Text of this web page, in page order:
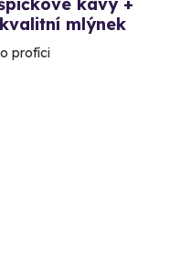
mlýnek
profíci